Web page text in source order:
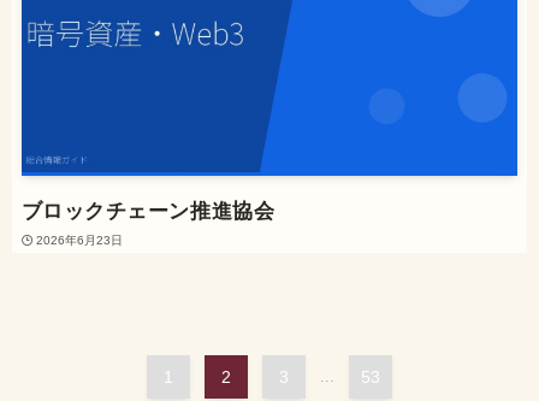
ブロックチェーン推進協会
2026年6月23日
1 2 3 ... 53